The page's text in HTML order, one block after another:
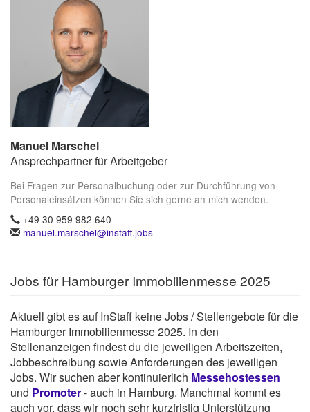
Manuel Marschel
Ansprechpartner für Arbeitgeber
Bei Fragen zur Personalbuchung oder zur Durchführung von
Personaleinsätzen können Sie sich gerne an mich wenden.
+49 30 959 982 640
manuel.marschel@instaff.jobs
Jobs für Hamburger Immobilienmesse 2025
Aktuell gibt es auf InStaff keine Jobs / Stellengebote für die
Hamburger Immobilienmesse 2025. In den
Stellenanzeigen findest du die jeweiligen Arbeitszeiten,
Jobbeschreibung sowie Anforderungen des jeweiligen
Jobs. Wir suchen aber kontinuierlich Messehostessen
und Promoter- auch in Hamburg. Manchmal kommt es
auch vor, dass wir noch sehr kurzfristig Unterstützung